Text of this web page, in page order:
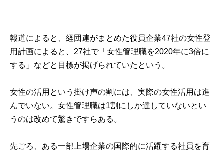
報道によると、経団連がまとめた役員企業47社の女性登
用計画によると、27社で「女性管理職を2020年に3倍に
する」などと目標が掲げられていたという。
女性の活用という掛け声の割には、実際の女性活用は進
んでいない。女性管理職は1割にしか達していないとい
うのは改めて驚きですらある。
先ごろ、ある一部上場企業の国際的に活躍する社員を育